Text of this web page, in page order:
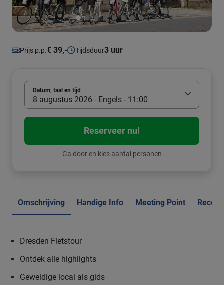
Prijs p.p.€ 39,- Tijdsduur3 uur
Datum, taal en tijd
8 augustus 2026 - Engels - 11:00
Reserveer nu!
Ga door en kies aantal personen
Omschrijving Handige Info Meeting Point
Dresden Fietstour
Ontdek alle highlights
Geweldige local als gids